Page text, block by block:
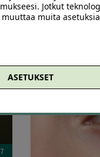
Jotkut
muita
ASETUKSET